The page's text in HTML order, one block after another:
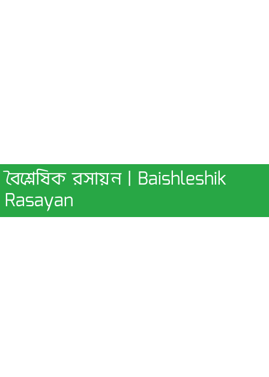
বৈশ্লেষিক রসায়ন | Baishleshik
Rasayan